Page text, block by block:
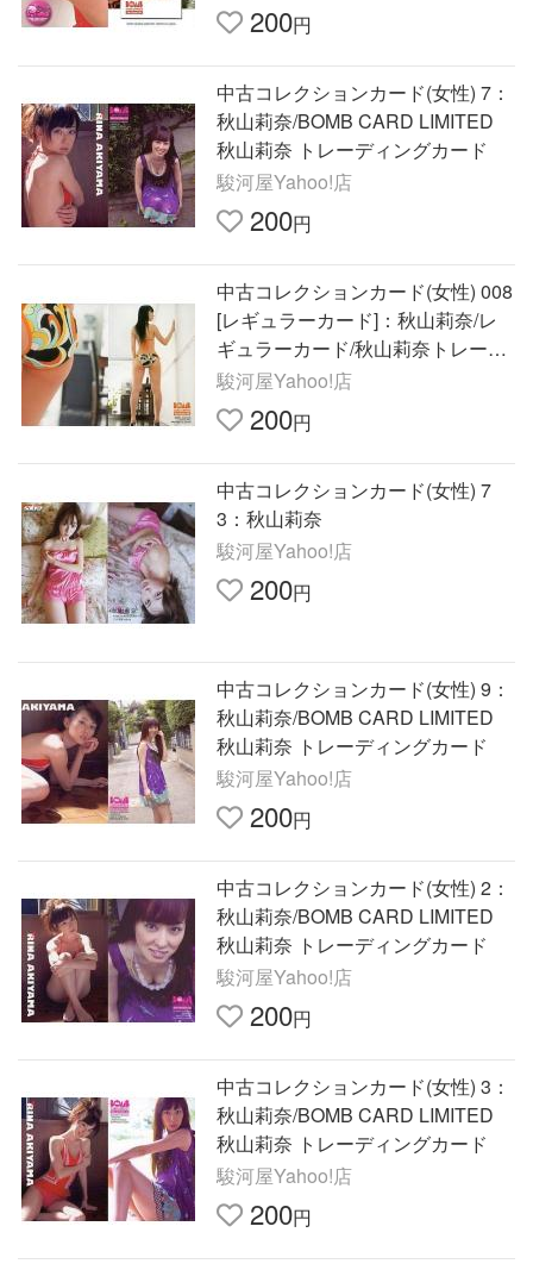
200円
中古コレクションカード(女性) 7：
秋山莉奈/BOMB CARD LIMITED
秋山莉奈 トレーディングカード
駿河屋Yahoo!店
200円
中古コレクションカード(女性) 008
[レギュラーカード]：秋山莉奈/レ
ギュラーカード/秋山莉奈トレーデ
ィングカード BOM
駿河屋Yahoo!店
200円
中古コレクションカード(女性) 7
3：秋山莉奈
駿河屋Yahoo!店
200円
中古コレクションカード(女性) 9：
秋山莉奈/BOMB CARD LIMITED
秋山莉奈 トレーディングカード
駿河屋Yahoo!店
200円
中古コレクションカード(女性) 2：
秋山莉奈/BOMB CARD LIMITED
秋山莉奈 トレーディングカード
駿河屋Yahoo!店
200円
中古コレクションカード(女性) 3：
秋山莉奈/BOMB CARD LIMITED
秋山莉奈 トレーディングカード
駿河屋Yahoo!店
200円